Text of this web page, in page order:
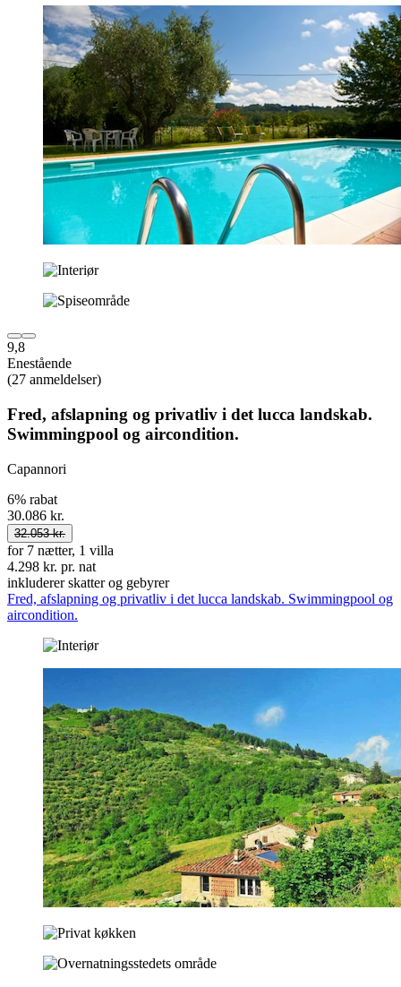
9,8
Enestående
(27 anmeldelser)
Fred, afslapning og privatliv i det lucca landskab.
Swimmingpool og aircondition.
Capannori
6% rabat
30.086 kr.
32.053 kr.
for 7 nætter, 1 villa
4.298 kr. pr. nat
inkluderer skatter og gebyrer
Fred, afslapning og privatliv i det lucca landskab. Swimmingpool og
aircondition.